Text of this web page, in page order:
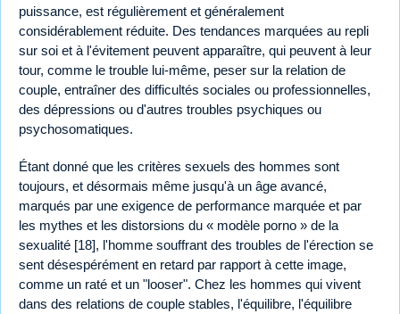
puissance, est régulièrement et généralement
considérablement réduite. Des tendances marquées au repli
sur soi et à l'évitement peuvent apparaître, qui peuvent à leur
tour, comme le trouble lui-même, peser sur la relation de
couple, entraîner des difficultés sociales ou professionnelles,
des dépressions ou d'autres troubles psychiques ou
psychosomatiques.
Étant donné que les critères sexuels des hommes sont
toujours, et désormais même jusqu'à un âge avancé,
marqués par une exigence de performance marquée et par
les mythes et les distorsions du « modèle porno » de la
sexualité [18], l'homme souffrant des troubles de l'érection se
sent désespérément en retard par rapport à cette image,
comme un raté et un "looser". Chez les hommes qui vivent
dans des relations de couple stables, l'équilibre, l'équilibre